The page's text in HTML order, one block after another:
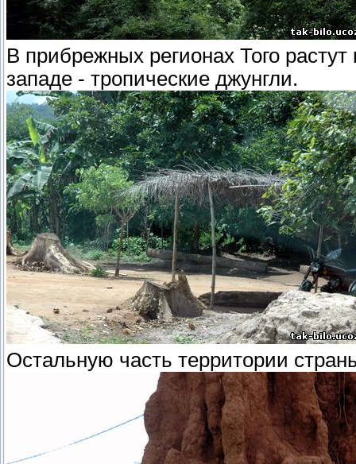
В прибрежных регионах Того
западе - тропические джунгли.
Остальную часть территории